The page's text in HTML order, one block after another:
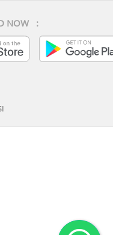
NOW :